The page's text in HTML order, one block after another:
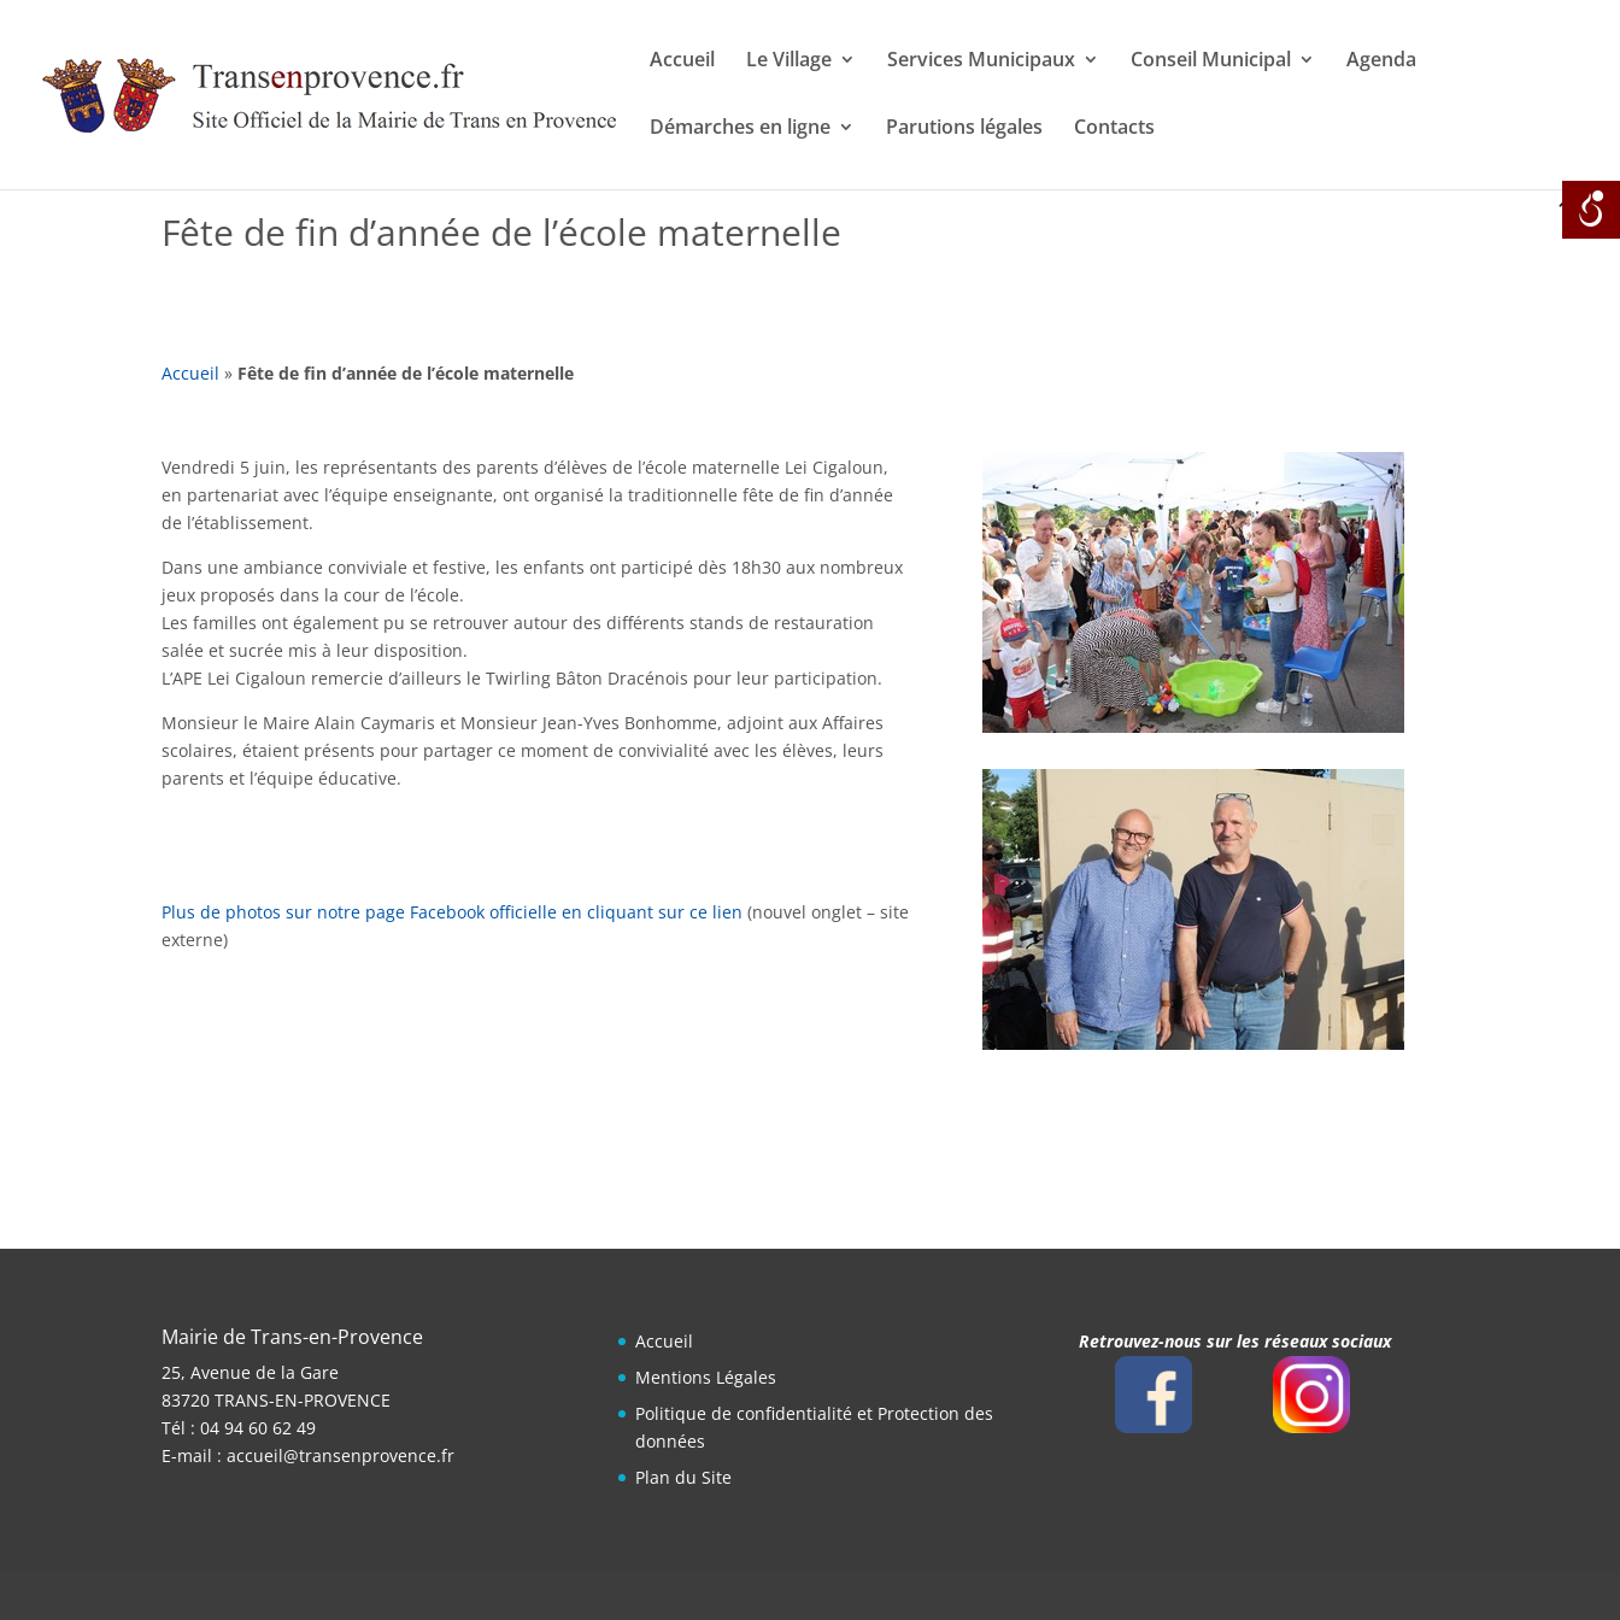
Accueil Le Village Services Municipaux Conseil Municipal Agenda
Démarches en ligne Parutions légales Contacts
Fête de fin d’année de l’école maternelle
Accueil » Fête de fin d’année de l’école maternelle
Vendredi 5 juin, les représentants des parents d’élèves de l’école maternelle Lei Cigaloun,
en partenariat avec l’équipe enseignante, ont organisé la traditionnelle fête de fin d’année
de l’établissement.
Dans une ambiance conviviale et festive, les enfants ont participé dès 18h30 aux nombreux
jeux proposés dans la cour de l’école.
Les familles ont également pu se retrouver autour des différents stands de restauration
salée et sucrée mis à leur disposition.
L’APE Lei Cigaloun remercie d’ailleurs le Twirling Bâton Dracénois pour leur participation.
Monsieur le Maire Alain Caymaris et Monsieur Jean-Yves Bonhomme, adjoint aux Affaires
scolaires, étaient présents pour partager ce moment de convivialité avec les élèves, leurs
parents et l’équipe éducative.
Plus de photos sur notre page Facebook officielle en cliquant sur ce lien (nouvel onglet – site
externe)
Mairie de Trans-en-Provence
25, Avenue de la Gare
83720 TRANS-EN-PROVENCE
Tél : 04 94 60 62 49
E-mail :accueil@transenprovence.fr
Accueil
Mentions Légales
Politique de confidentialité et Protection des
données
Plan du Site
Retrouvez-nous sur les réseaux sociaux